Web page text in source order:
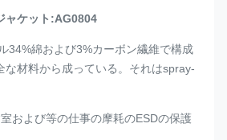
ャケット:AG0804
34%綿および3%カーボン繊維で構成
な材料から成っている。それはspray-
および等の仕事の摩耗のESDの保護